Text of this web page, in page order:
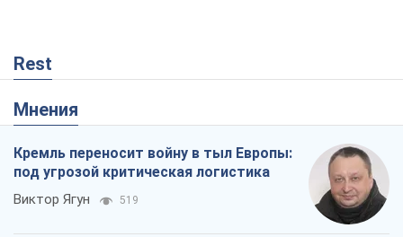
Rest
Мнения
Кремль переносит войну в тыл Европы:
под угрозой критическая логистика
Виктор Ягун 519